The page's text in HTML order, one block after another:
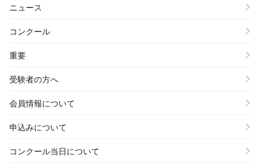
ニュース
コンクール
重要
受験者の方へ
会員情報について
申込みについて
コンクール当日について